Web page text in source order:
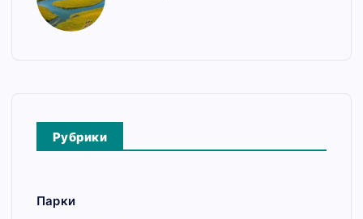
Рубрики
Парки